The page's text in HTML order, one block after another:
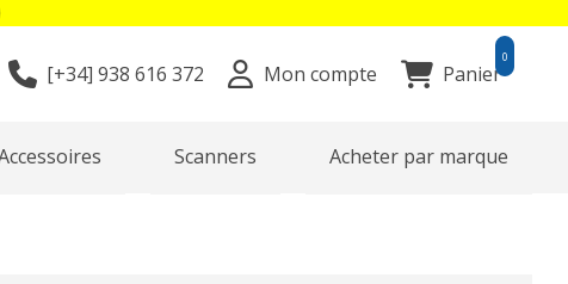
[+34] 938 616 372 Mon compte Panier
0
Scanners Acheter par marque